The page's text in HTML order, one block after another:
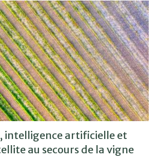
intelligence artificielle et
au secours de la vigne